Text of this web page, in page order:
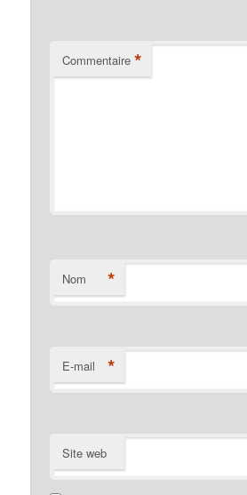
Commentaire *
Nom *
E-mail *
Site web